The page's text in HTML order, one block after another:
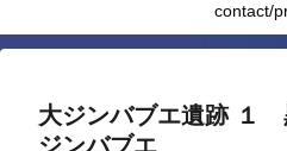
contact/
大ジンバブエ遺跡 １
ジンバブエ